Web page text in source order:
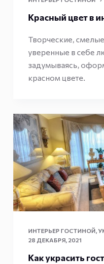
Красный цвет в
Творческие,
уверенные в себе
задумываясь,
красном цвете.
ИНТЕРЬЕР ГОСТИНОЙ
28 ДЕКАБРЯ, 2021
Как украсить